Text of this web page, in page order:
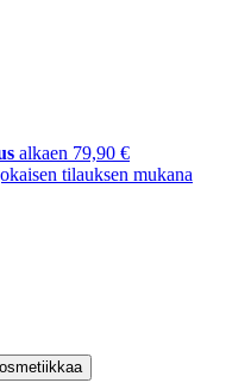
alkaen 79,90 €
tilauksen mukana